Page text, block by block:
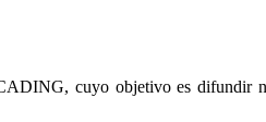
cuyo objetivo es difundir